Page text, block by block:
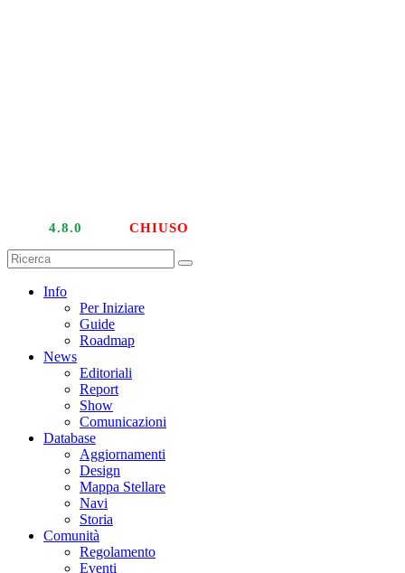
4.8.0 CHIUSO
Info
Per Iniziare
Guide
Roadmap
News
Editoriali
Report
Show
Comunicazioni
Database
Aggiornamenti
Design
Mappa Stellare
Navi
Storia
Comunità
Regolamento
Eventi